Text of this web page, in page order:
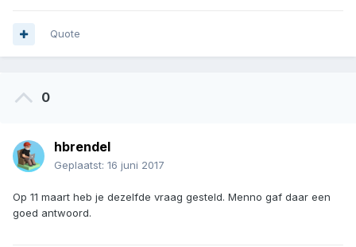
Quote
0
hbrendel
Geplaatst: 16 juni 2017
Op 11 maart heb je dezelfde vraag gesteld. Menno gaf daar een
goed antwoord.